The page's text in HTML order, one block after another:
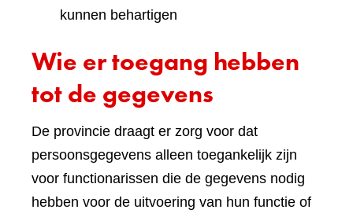
kunnen behartigen
Wie er toegang hebben
tot de gegevens
De provincie draagt er zorg voor dat
persoonsgegevens alleen toegankelijk zijn
voor functionarissen die de gegevens nodig
hebben voor de uitvoering van hun functie of